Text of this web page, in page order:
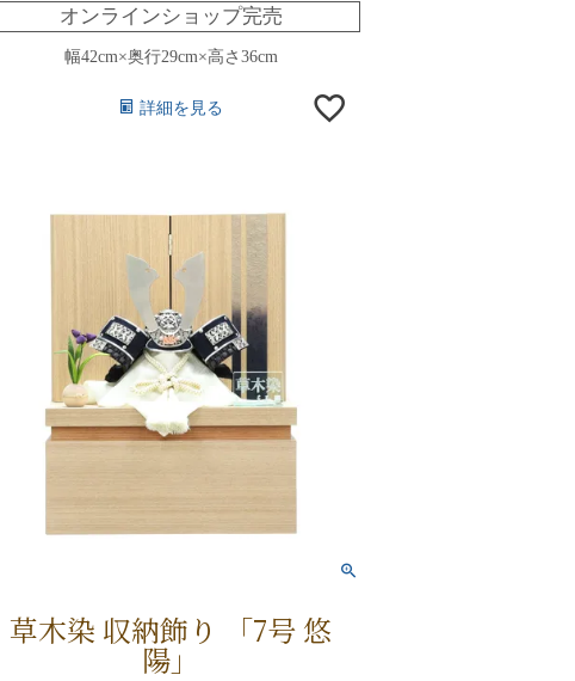
オンラインショップ完売
幅42cm×奥行29cm×高さ36cm
詳細を見る
草木染 収納飾り 「7号 悠
陽」